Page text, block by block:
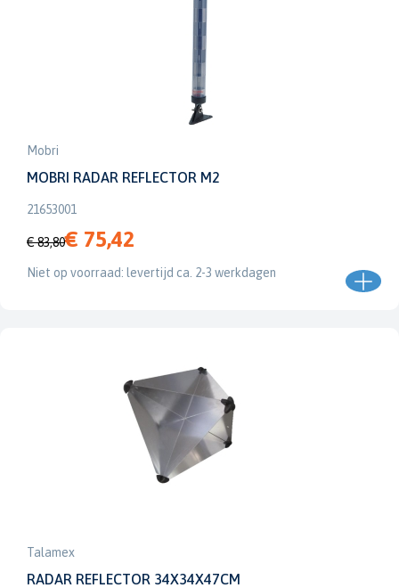
Mobri
MOBRI RADAR REFLECTOR M2
21653001
€ 83,80€ 75,42
Niet op voorraad: levertijd ca. 2-3 werkdagen
Talamex
RADAR REFLECTOR 34X34X47CM